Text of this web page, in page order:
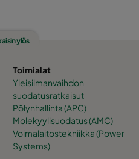
ylös
Toimialat
Yleisilmanvaihdon
suodatusratkaisut
Pölynhallinta (APC)
Molekyylisuodatus (AMC)
Voimalaitostekniikka (Power
Systems)